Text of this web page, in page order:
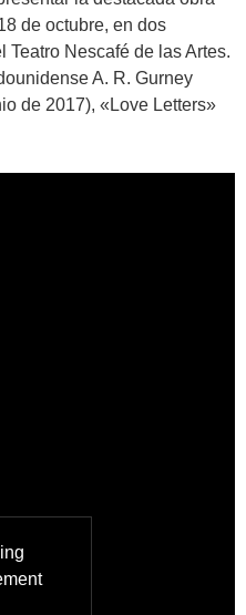
de octubre, en dos
Teatro Nescafé de las Artes.
A. R. Gurney
de 2017), «Love Letters»